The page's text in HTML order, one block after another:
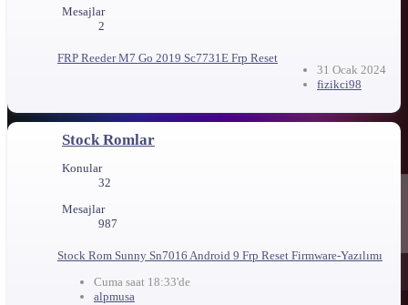
Mesajlar
2
FRP Reeder M7 Go 2019 Sc7731E Frp Reset
31 Ocak 2024
fizikci98
Stock Romlar
Konular
32
Mesajlar
987
Stock Rom Sunny Sn7016 Android 9 Frp Reset Firmware-Yazılımı
Cuma saat 18:33'de
alpmusa